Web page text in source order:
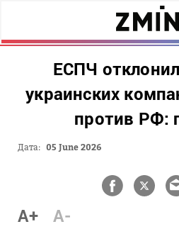
ЕСПЧ
украинских
против РФ:
Дата: 05 June 2026
A+ A-